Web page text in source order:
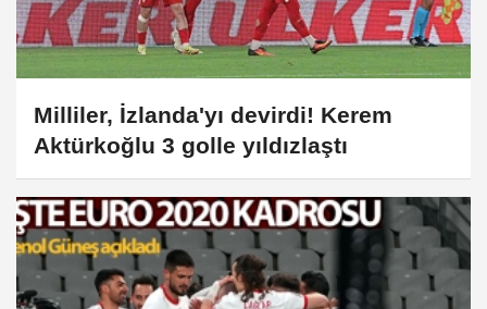
Milliler, İzlanda'yı devirdi! Kerem
Aktürkoğlu 3 golle yıldızlaştı